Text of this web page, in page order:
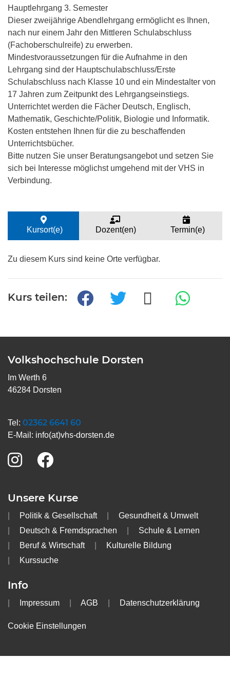
Hauptlehrgang 3. Semester
Dieser zweijährige Abendlehrgang ermöglicht es Ihnen,
nach nur einem Jahr den Mittleren Schulabschluss
(Fachoberschulreife) zu erwerben.
Mindestvoraussetzungen für die Aufnahme in den
Lehrgang sind der Hauptschulabschluss/Erste
Schulabschluss nach Klasse 10 und ein Mindestalter von
17 Jahren zum Zeitpunkt des Lehrgangseinstiegs.
Unterrichtet werden die Fächer Deutsch, Englisch,
Mathematik, Geschichte/Politik, Biologie und Informatik.
Kosten entstehen Ihnen für die zu beschaffenden
Unterrichtsbücher.
Bitte nutzen Sie unser Beratungsangebot und setzen Sie
sich bei Interesse möglichst umgehend mit der VHS in
Verbindung.
Kursort(e) Dozent(en) Termin(e)
Zu diesem Kurs sind keine Orte verfügbar.
Kurs teilen:
Volkshochschule Dorsten
Im Werth 6
46284 Dorsten
Tel: 02362 6641 60
E-Mail: info(at)vhs-dorsten.de
Unsere Kurse
Politik & Gesellschaft
Gesundheit & Umwelt
Deutsch & Fremdsprachen
Schule & Lernen
Beruf & Wirtschaft
Kulturelle Bildung
Kurssuche
Info
Impressum AGB Datenschutzerklärung
Cookie Einstellungen